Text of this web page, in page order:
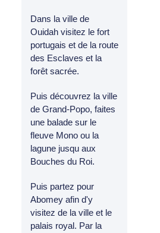
Dans la ville de
Ouidah visitez le fort
portugais et de la route
des Esclaves et la
forêt sacrée.
Puis découvrez la ville
de Grand-Popo, faites
une balade sur le
fleuve Mono ou la
lagune jusqu aux
Bouches du Roi.
Puis partez pour
Abomey afin d'y
visitez de la ville et le
palais royal. Par la